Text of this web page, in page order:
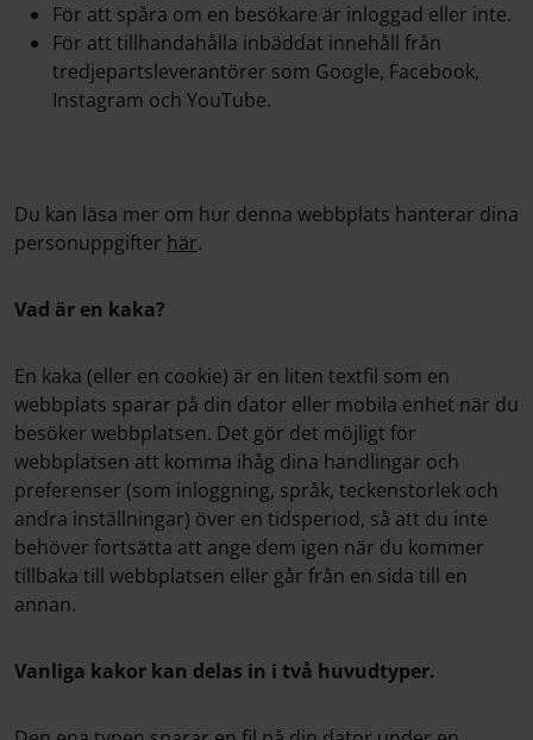
För att spåra om en besökare är inloggad eller inte.
För att tillhandahålla inbäddat innehåll från
tredjepartsleverantörer som Google, Facebook,
Instagram och YouTube.
Du kan läsa mer om hur denna webbplats hanterar dina
personuppgifter här.
Vad är en kaka?
En kaka (eller en cookie) är en liten textfil som en
webbplats sparar på din dator eller mobila enhet när du
besöker webbplatsen. Det gör det möjligt för
webbplatsen att komma ihåg dina handlingar och
preferenser (som inloggning, språk, teckenstorlek och
andra inställningar) över en tidsperiod, så att du inte
behöver fortsätta att ange dem igen när du kommer
tillbaka till webbplatsen eller går från en sida till en
annan.
Vanliga kakor kan delas in i två huvudtyper.